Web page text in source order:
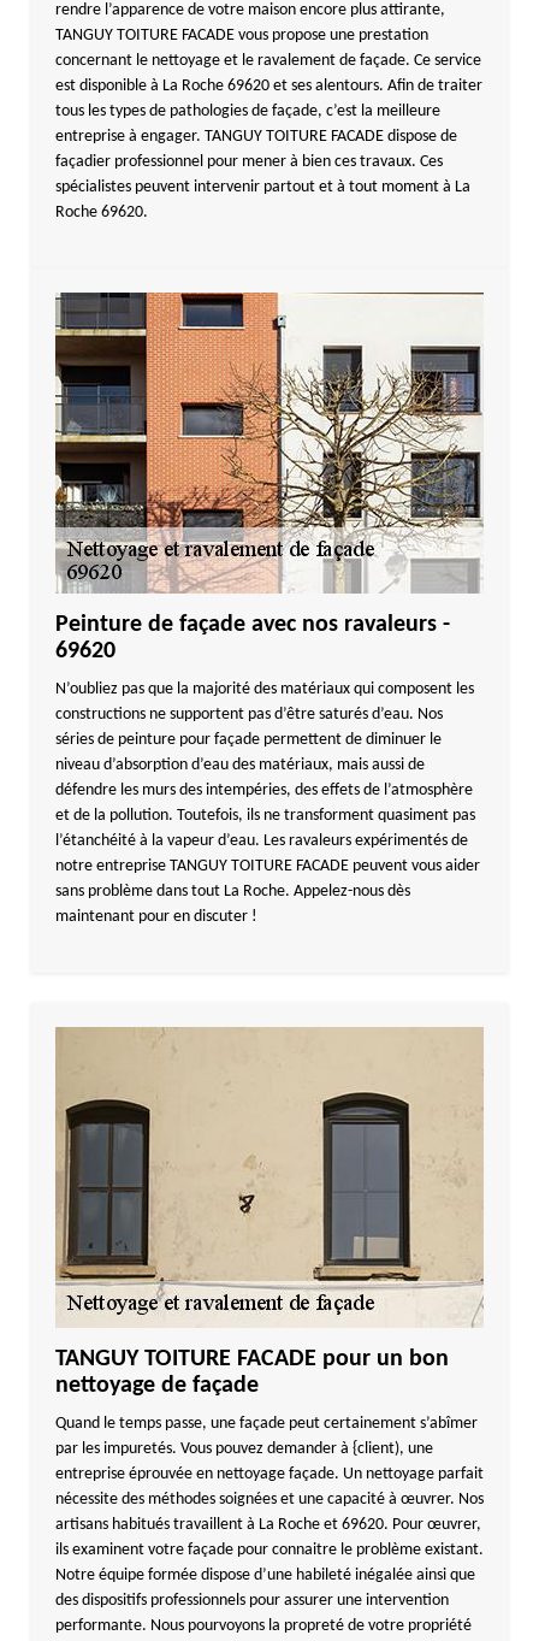
rendre l’apparence de votre maison encore plus attirante,
TANGUY TOITURE FACADE vous propose une prestation
concernant le nettoyage et le ravalement de façade. Ce service
est disponible à La Roche 69620 et ses alentours. Afin de traiter
tous les types de pathologies de façade, c’est la meilleure
entreprise à engager. TANGUY TOITURE FACADE dispose de
façadier professionnel pour mener à bien ces travaux. Ces
spécialistes peuvent intervenir partout et à tout moment à La
Roche 69620.
Peinture de façade avec nos ravaleurs -
69620
N’oubliez pas que la majorité des matériaux qui composent les
constructions ne supportent pas d’être saturés d’eau. Nos
séries de peinture pour façade permettent de diminuer le
niveau d’absorption d’eau des matériaux, mais aussi de
défendre les murs des intempéries, des effets de l’atmosphère
et de la pollution. Toutefois, ils ne transforment quasiment pas
l’étanchéité à la vapeur d’eau. Les ravaleurs expérimentés de
notre entreprise TANGUY TOITURE FACADE peuvent vous aider
sans problème dans tout La Roche. Appelez-nous dès
maintenant pour en discuter !
TANGUY TOITURE FACADE pour un bon
nettoyage de façade
Quand le temps passe, une façade peut certainement s’abîmer
par les impuretés. Vous pouvez demander à {client), une
entreprise éprouvée en nettoyage façade. Un nettoyage parfait
nécessite des méthodes soignées et une capacité à œuvrer. Nos
artisans habitués travaillent à La Roche et 69620. Pour œuvrer,
ils examinent votre façade pour connaitre le problème existant.
Notre équipe formée dispose d’une habileté inégalée ainsi que
des dispositifs professionnels pour assurer une intervention
performante. Nous pourvoyons la propreté de votre propriété